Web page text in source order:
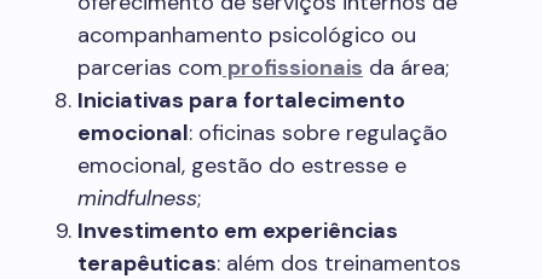
acompanhamento psicológico ou
parcerias com profissionais da área;
Iniciativas para fortalecimento
emocional: oficinas sobre regulação
emocional, gestão do estresse e
mindfulness;
Investimento em experiências
terapêuticas: além dos treinamentos